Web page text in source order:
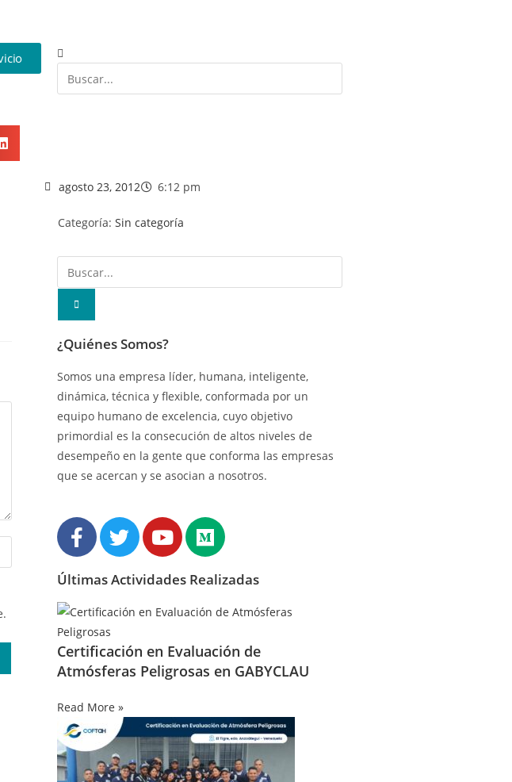
agosto 23, 2012 6:12 pm
Categoría: Sin categoría
¿Quiénes Somos?
Somos una empresa líder, humana, inteligente,
dinámica, técnica y flexible, conformada por un
equipo humano de excelencia, cuyo objetivo
primordial es la consecución de altos niveles de
desempeño en la gente que conforma las empresas
que se acercan y se asocian a nosotros.
Últimas Actividades Realizadas
Certificación en Evaluación de
Atmósferas Peligrosas en GABYCLAU
Read More »